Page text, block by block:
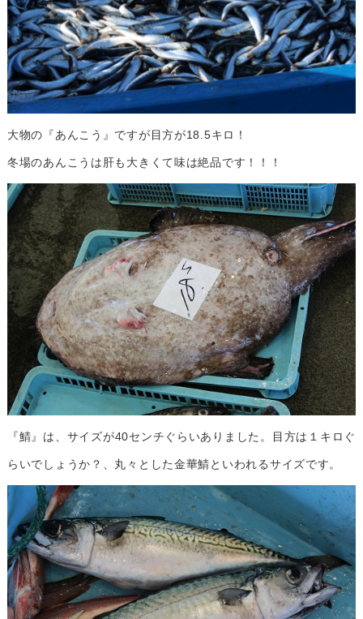
大物の『あんこう』ですが目方が18.5キロ！
冬場のあんこうは肝も大きくて味は絶品です！！！
『鯖』は、サイズが40センチぐらいありました。目方は１キロぐ
らいでしょうか？、丸々とした金華鯖といわれるサイズです。